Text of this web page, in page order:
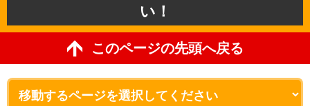
い！
このページの先頭へ戻る